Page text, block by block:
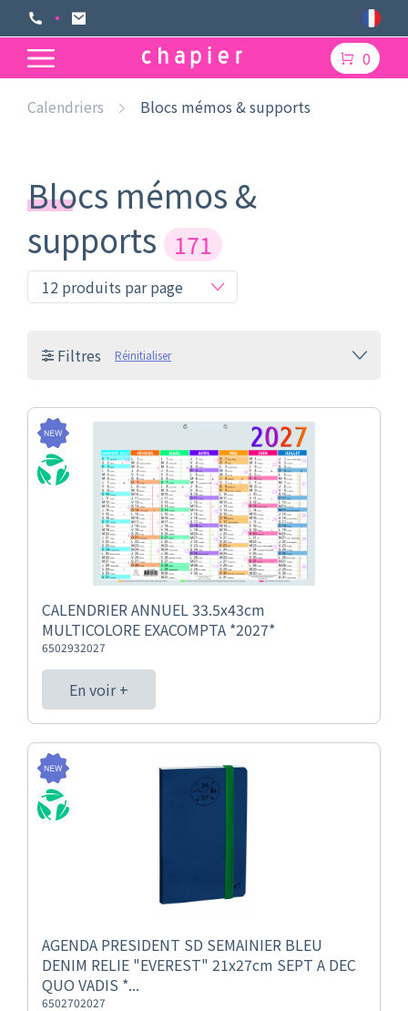
0
Calendriers Blocs mémos & supports
Blocs mémos &
supports
171
Filtres Réinitialiser
CALENDRIER ANNUEL 33.5x43cm
MULTICOLORE EXACOMPTA *2027*
6502932027
En voir +
AGENDA PRESIDENT SD SEMAINIER BLEU
DENIM RELIE "EVEREST" 21x27cm SEPT A DEC
QUO VADIS *...
6502702027